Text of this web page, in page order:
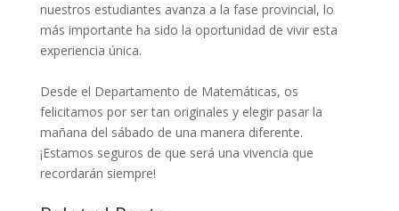
nuestros estudiantes avanza a la fase provincial, lo
más importante ha sido la oportunidad de vivir esta
experiencia única.
Desde el Departamento de Matemáticas, os
felicitamos por ser tan originales y elegir pasar la
mañana del sábado de una manera diferente.
¡Estamos seguros de que será una vivencia que
recordarán siempre!